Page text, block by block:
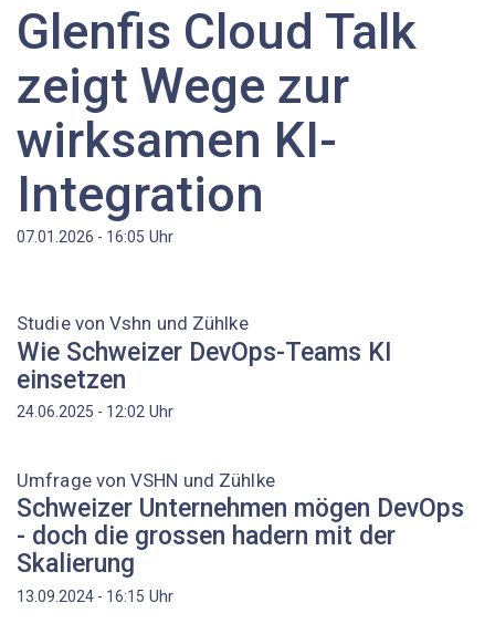
Glenfis Cloud Talk
zeigt Wege zur
wirksamen KI-
Integration
07.01.2026 - 16:05 Uhr
Studie von Vshn und Zühlke
Wie Schweizer DevOps-Teams KI
einsetzen
24.06.2025 - 12:02 Uhr
Umfrage von VSHN und Zühlke
Schweizer Unternehmen mögen DevOps
- doch die grossen hadern mit der
Skalierung
13.09.2024 - 16:15 Uhr